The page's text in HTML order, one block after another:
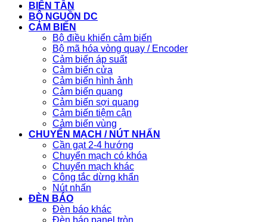
BIẾN TẦN
BỘ NGUỒN DC
CẢM BIẾN
Bộ điều khiển cảm biến
Bộ mã hóa vòng quay / Encoder
Cảm biến áp suất
Cảm biến cửa
Cảm biến hình ảnh
Cảm biến quang
Cảm biến sợi quang
Cảm biến tiệm cận
Cảm biến vùng
CHUYỂN MẠCH / NÚT NHẤN
Cần gạt 2-4 hướng
Chuyển mạch có khóa
Chuyển mạch khác
Công tắc dừng khẩn
Nút nhấn
ĐÈN BÁO
Đèn báo khác